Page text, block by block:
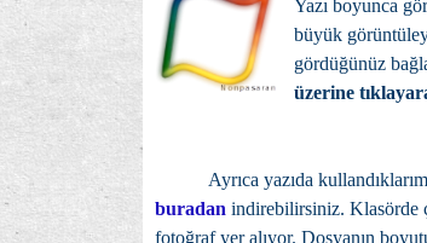
Yazı boyunca
büyük
gördüğünüz
üzerine
Ayrıca yazıda
buradan indirebilirsiniz. Klasörde
fotoğraf yer alıyor. Dosyanın